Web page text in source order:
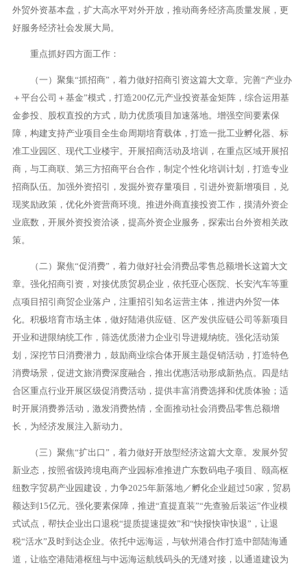
外贸外资基本盘，扩大高水平对外开放，推动商务经济高质量发展，更
好服务经济社会发展大局。
重点抓好四方面工作：
（一）聚集“抓招商”，着力做好招商引资这篇大文章。完善“产业办
＋平台公司＋基金”模式，打造200亿元产业投资基金矩阵，综合运用基
金参投、股权直投的方式，助力优质项目加速落地。增强空间要素保
障，构建支持产业项目全生命周期培育载体，打造一批工业孵化器、标
准工业园区、现代工业楼宇。开展招商活动及培训，在重点区域开展招
商，与工商联、第三方招商平台合作，制定个性化培训计划，打造专业
招商队伍。加强外资招引，发掘外资存量项目，引进外资新增项目，兑
现奖励政策，优化外资营商环境。推进外商直接投资工作，摸清外资企
业底数，开展外资投资洽谈，提高外资企业服务，探索出台外资相关政
策。
（二）聚焦“促消费”，着力做好社会消费品零售总额增长这篇大文
章。强化招商引资，对接优质贸易企业，依托亚心医院、长安汽车等重
点项目招引商贸企业落户，注重招引知名运营主体，推进内外贸一体
化。积极培育市场主体，做好陆港供应链、区产发供应链公司等新项目
开业和进限纳统工作，筛选优质潜力企业引导进规纳统。强化活动策
划，深挖节日消费潜力，鼓励商业综合体开展主题促销活动，打造特色
消费场景，促进文旅消费深度融合，推出优惠活动形成新热点。四是结
合区重点行业开展区级促消费活动，提供丰富消费选择和优质体验；适
时开展消费券活动，激发消费热情，全面推动社会消费品零售总额增
长，为经济发展注入新动力。
（三）聚焦“扩出口”，着力做好开放型经济这篇大文章。发展外贸
新业态，按照省级跨境电商产业园标准推进广东数码电子项目、颐高枢
纽数字贸易产业园建设，力争2025年新落地／孵化企业超过50家，贸易
额达到15亿元。强化要素保障，推进“直提直装”“先查验后装运”作业模
式试点，帮扶企业出口退税“提质提速提效”和“快报快审快退”，让退
税“活水”及时到达企业。依托中远海运，与钦州港合作打造中部陆海通
道，让临空港陆港枢纽与中远海运航线码头的无缝对接，以通道建设为